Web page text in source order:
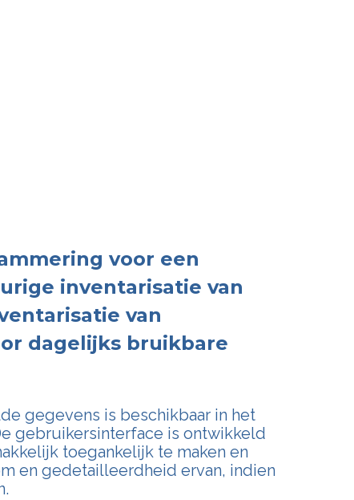
voor een
inventarisatie van
van
dagelijks bruikbare
gegevens is beschikbaar in het
gebruikersinterface is ontwikkeld
toegankelijk te maken en
en gedetailleerdheid ervan, indien